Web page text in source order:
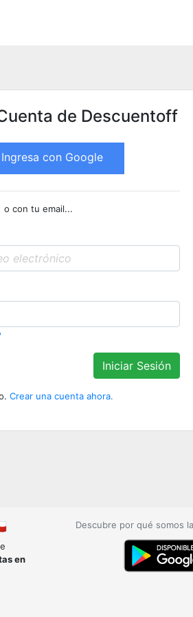
de Descuentoff
Ingresa con Google
o con tu email...
Iniciar Sesión
Crear una cuenta ahora.
en
Descubre por qué somos